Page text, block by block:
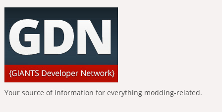
Your source of information for everything modding-related.